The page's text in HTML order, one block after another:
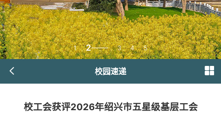
1 2 3 4 5
校园速递
校工会获评2026年绍兴市五星级基层工会